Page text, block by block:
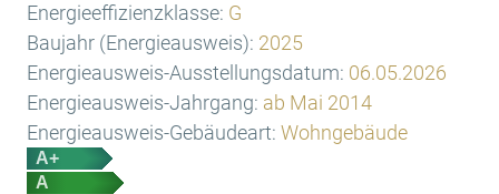
Energieeffizienzklasse: G
Baujahr (Energieausweis): 2025
Energieausweis-Ausstellungsdatum: 06.05.2026
Energieausweis-Jahrgang: ab Mai 2014
Energieausweis-Gebäudeart: Wohngebäude
A+
A